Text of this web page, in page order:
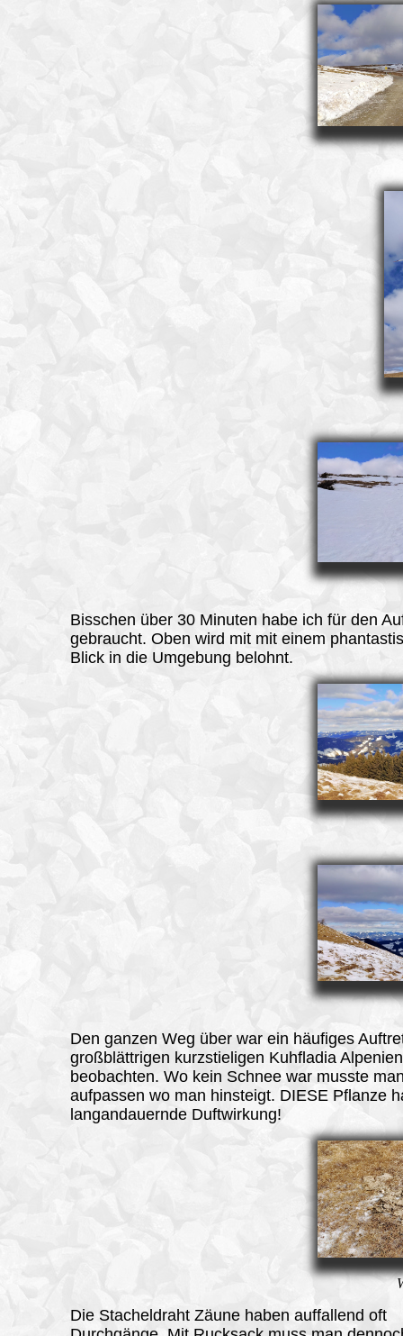
Bisschen über 30 Minuten habe ich für den
gebraucht. Oben wird mit mit einem
Blick in die Umgebung belohnt.
Den ganzen Weg über war ein häufiges
großblättrigen kurzstieligen Kuhfladia
beobachten. Wo kein Schnee war musste
aufpassen wo man hinsteigt. DIESE Pflanze
langandauernde Duftwirkung!
Die Stacheldraht Zäune haben auffallend oft